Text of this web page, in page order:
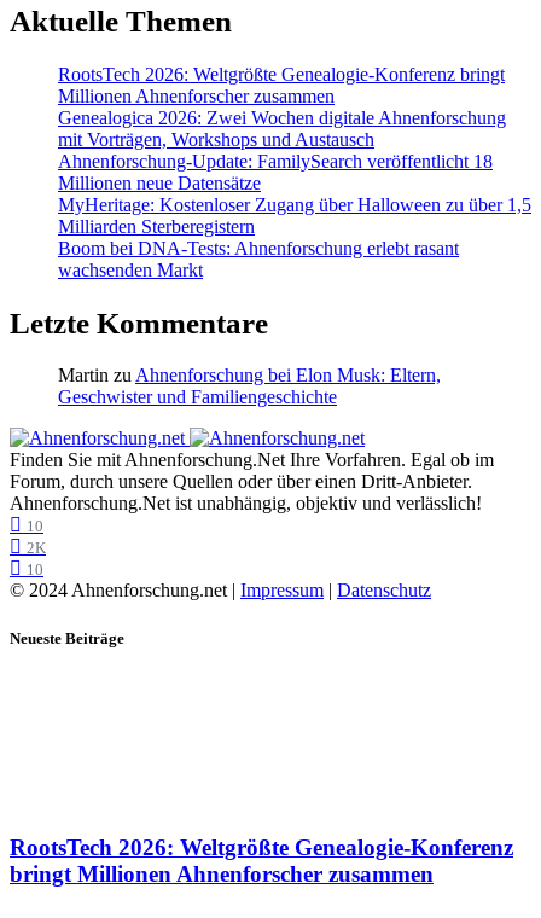
Aktuelle Themen
RootsTech 2026: Weltgrößte Genealogie-Konferenz bringt
Millionen Ahnenforscher zusammen
Genealogica 2026: Zwei Wochen digitale Ahnenforschung
mit Vorträgen, Workshops und Austausch
Ahnenforschung-Update: FamilySearch veröffentlicht 18
Millionen neue Datensätze
MyHeritage: Kostenloser Zugang über Halloween zu über 1,5
Milliarden Sterberegistern
Boom bei DNA-Tests: Ahnenforschung erlebt rasant
wachsenden Markt
Letzte Kommentare
Martin zu Ahnenforschung bei Elon Musk: Eltern,
Geschwister und Familiengeschichte
Finden Sie mit Ahnenforschung.Net Ihre Vorfahren. Egal ob im
Forum, durch unsere Quellen oder über einen Dritt-Anbieter.
Ahnenforschung.Net ist unabhängig, objektiv und verlässlich!
10
2K
10
© 2024 Ahnenforschung.net | Impressum | Datenschutz
Neueste Beiträge
RootsTech 2026: Weltgrößte Genealogie-Konferenz
bringt Millionen Ahnenforscher zusammen